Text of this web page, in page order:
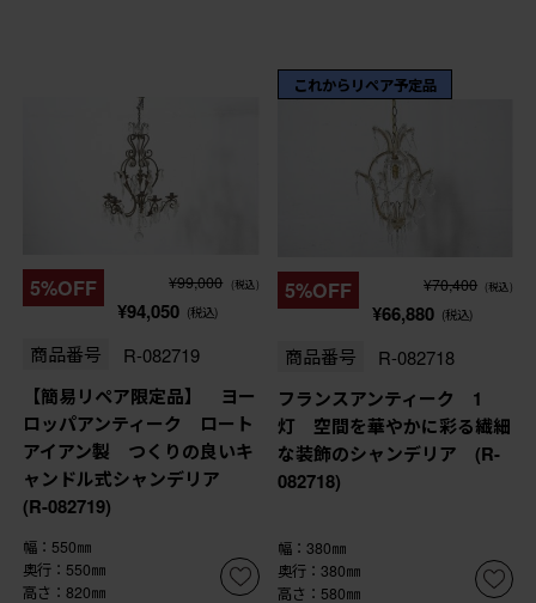
5%OFF ¥99,000 (税込)
¥94,050 (税込)
商品番号 R-082719
【簡易リペア限定品】 ヨー
ロッパアンティーク ロート
アイアン製 つくりの良いキ
ャンドル式シャンデリア
(R-082719)
幅：550㎜
奥行：550㎜
高さ：820㎜
これからリペア予定品
5%OFF ¥70,400 (税込)
¥66,880 (税込)
商品番号 R-082718
フランスアンティーク 1
灯 空間を華やかに彩る繊細
な装飾のシャンデリア (R-
082718)
幅：380㎜
奥行：380㎜
高さ：580㎜